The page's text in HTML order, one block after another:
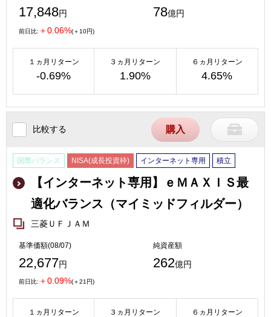
17,848円 78億円
前日比: ＋0.06%(＋10円)
１ヵ月リターン
-0.69%
３ヵ月リターン
1.90%
６ヵ月リターン
4.65%
比較する 購入
国際バランス NISA(成長投資枠) インターネット専用 積立
【インターネット専用】ｅＭＡＸＩＳ最
適化バランス（マイミッドフィルダー）
三菱ＵＦＪＡＭ
基準価額(08/07)
22,677円
純資産額
262億円
前日比: ＋0.09%(＋21円)
１ヵ月リターン ３ヵ月リターン ６ヵ月リターン